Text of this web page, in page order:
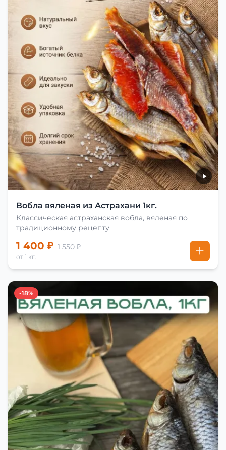
Вобла вяленая из Астрахани 1кг.
Классическая астраханская вобла, вяленая по
традиционному рецепту
1 400 ₽ 1 550 ₽
от 1 кг.
-18%